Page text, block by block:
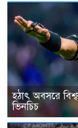
হঠাৎ অবসরে
ভিনচিচ